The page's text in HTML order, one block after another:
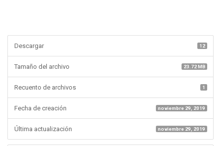
Descargar 12
Tamaño del archivo 23.72 MB
Recuento de archivos 1
Fecha de creación noviembre 29, 2019
Última actualización noviembre 29, 2019